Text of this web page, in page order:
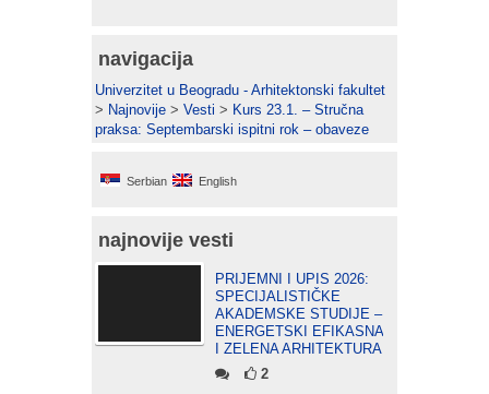
navigacija
Univerzitet u Beogradu - Arhitektonski fakultet
> Najnovije > Vesti > Kurs 23.1. – Stručna
praksa: Septembarski ispitni rok – obaveze
Serbian English
najnovije vesti
PRIJEMNI I UPIS 2026:
SPECIJALISTIČKE
AKADEMSKE STUDIJE –
ENERGETSKI EFIKASNA
I ZELENA ARHITEKTURA
2